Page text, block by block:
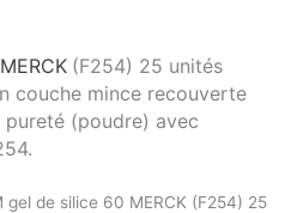
MERCK (F254) 25 unités
couche mince recouverte
(poudre) avec
de silice 60 MERCK (F254) 25